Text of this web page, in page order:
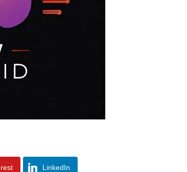
LinkedIn